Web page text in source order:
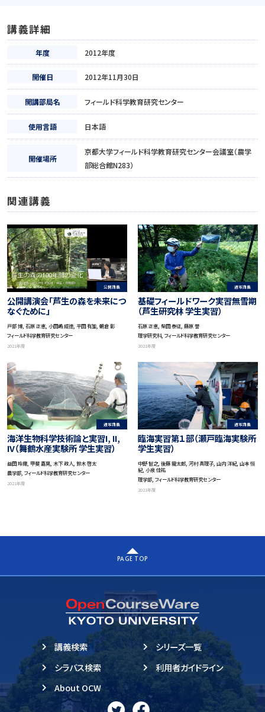
講義詳細
年度 2012年度
開催日 2012年11月30日
開講部局名 フィールド科学教育研究センター
使用言語 日本語
開催場所
京都大学フィールド科学教育研究センター会議室（農学
部総合館N283）
関連講義
公開講義
公開講演会「芦生の森を未来につ
なぐために」
戸部 博, 石原 正恵, 小田嶋 成徳, 平田 有加, 朝倉 彰
フィールド科学教育研究センター
2021年度
通常講義
基礎フィールドワーク実習無雪期
（芦生研究林 学生実習）
石原 正恵, 柴田 泰征, 藤原 誉
理学研究科, フィールド科学教育研究センター
2021年度
通常講義
海洋生物科学技術論と実習I, II,
IV（舞鶴水産実験所 学生実習）
益田 玲爾, 甲斐 嘉晃, 木下 政人, 鈴木 啓太
農学部, フィールド科学教育研究センター
2021年度
通常講義
臨海実習第１部（瀬戸臨海実験所
学生実習）
中野 智之, 後藤 龍太郎, 河村 真理子, 山内 洋紀, 山本 恒
紀, 小泉 佳祐
理学部, フィールド科学教育研究センター
2021年度
PAGE TOP
講義検索
シラバス検索
About OCW
シリーズ一覧
利用者ガイドライン